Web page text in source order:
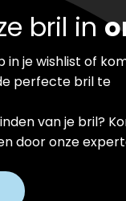
bril in
in je wishlist of
perfecte bril te
van je bril?
door onze